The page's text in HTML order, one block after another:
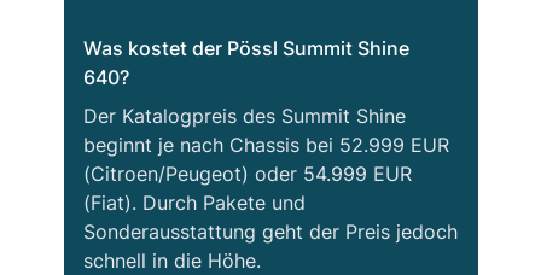
Was kostet der Pössl Summit Shine
640?
Der Katalogpreis des Summit Shine
beginnt je nach Chassis bei 52.999 EUR
(Citroen/Peugeot) oder 54.999 EUR
(Fiat). Durch Pakete und
Sonderausstattung geht der Preis jedoch
schnell in die Höhe.